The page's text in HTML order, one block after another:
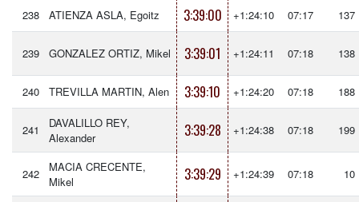
238 ATIENZA ASLA, Egoitz 3:39:00 +1:24:10 07:17 137
239 GONZALEZ ORTIZ, Mikel 3:39:01 +1:24:11 07:18 138
240 TREVILLA MARTIN, Alen 3:39:10 +1:24:20 07:18 188
241
DAVALILLO REY,
Alexander
3:39:28 +1:24:38 07:18 199
242
MACIA CRECENTE,
Mikel
3:39:29 +1:24:39 07:18 10